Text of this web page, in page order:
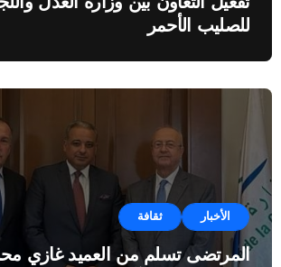
تفعيل التعاون بين وزارة العدل
للصليب الأحمر
الأخبار ثقافة
المرتضى تسلم من العميد غازي